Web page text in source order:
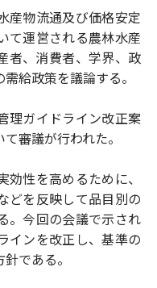
産物流通及び価格安定
て運営される農林水産
者、消費者、学界、政
給政策を議論する。
理ガイドライン改正案
審議が行われた。
性を高めるために、
どを反映して品目別の
。今回の会議で示され
インを改正し、基準の
である。